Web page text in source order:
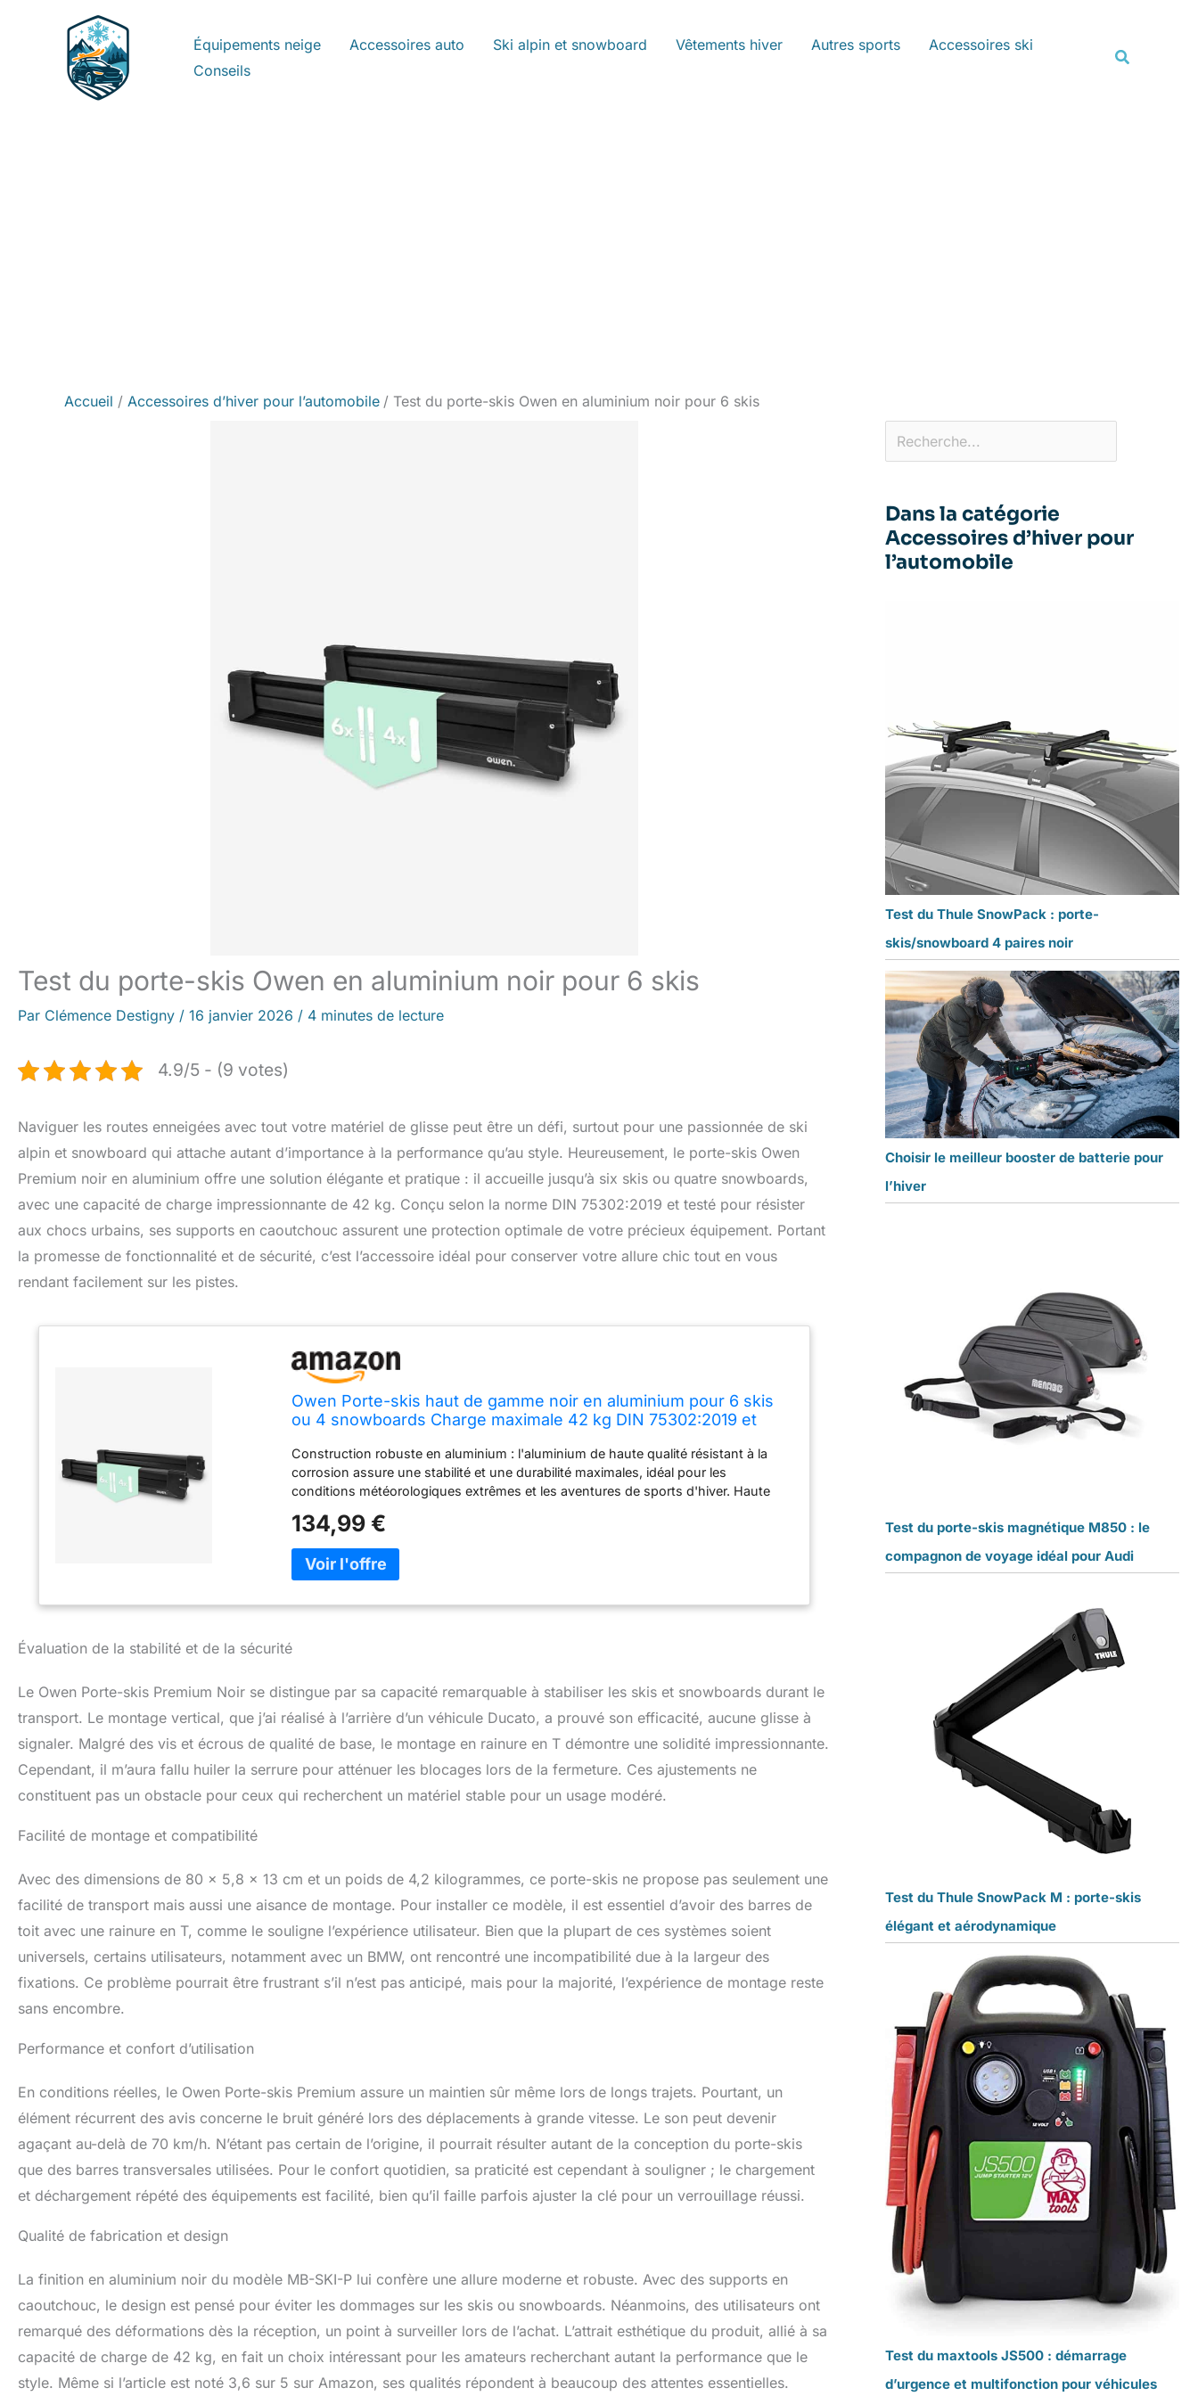
Équipements neige Accessoires auto Ski alpin et snowboard Vêtements hiver Autres sports
Accessoires ski
Conseils
Accueil Accessoires d’hiver pour l’automobile Test du porte-skis Owen en aluminium noir pour 6 skis
Test du porte-skis Owen en aluminium noir pour 6 skis
Par Clémence Destigny / 16 janvier 2026 / 4 minutes de lecture
4.9/5 - (9 votes)
Naviguer les routes enneigées avec tout votre matériel de glisse peut être un défi, surtout pour une passionnée de ski
alpin et snowboard qui attache autant d’importance à la performance qu’au style. Heureusement, le porte-skis Owen
Premium noir en aluminium offre une solution élégante et pratique : il accueille jusqu’à six skis ou quatre snowboards,
avec une capacité de charge impressionnante de 42 kg. Conçu selon la norme DIN 75302:2019 et testé pour résister
aux chocs urbains, ses supports en caoutchouc assurent une protection optimale de votre précieux équipement. Portant
la promesse de fonctionnalité et de sécurité, c’est l’accessoire idéal pour conserver votre allure chic tout en vous
rendant facilement sur les pistes.
Owen Porte-skis haut de gamme noir en aluminium pour 6 skis
ou 4 snowboards Charge maximale 42 kg DIN 75302:2019 et
x 130 mm
Construction robuste en aluminium : l'aluminium de haute qualité résistant à la
corrosion assure une stabilité et une durabilité maximales, idéal pour les
conditions météorologiques extrêmes et les aventures de sports d'hiver. Haute
snowboards avec une capacité de charge de 42 kg – idéal pour les familles ou les
voyages en groupe dans les montagnes. Sécurité maximale : Certifié selon la
norme DIN 75302:2019 et testé avec succès au City Crash. Les revêtements en
caoutchouc empêchent les rayures et assurent une adhérence antidérapante,
même sur des terrains accidentés. Facile à utiliser : la fonction coulissante
descente et les snowboards. Idéal pour une grande variété de types de véhicules
avec porte-bagages.
134,99 €
Évaluation de la stabilité et de la sécurité
Le Owen Porte-skis Premium Noir se distingue par sa capacité remarquable à stabiliser les skis et snowboards durant le
transport. Le montage vertical, que j’ai réalisé à l’arrière d’un véhicule Ducato, a prouvé son efficacité, aucune glisse à
signaler. Malgré des vis et écrous de qualité de base, le montage en rainure en T démontre une solidité impressionnante.
Cependant, il m’aura fallu huiler la serrure pour atténuer les blocages lors de la fermeture. Ces ajustements ne
constituent pas un obstacle pour ceux qui recherchent un matériel stable pour un usage modéré.
Facilité de montage et compatibilité
Avec des dimensions de 80 x 5,8 x 13 cm et un poids de 4,2 kilogrammes, ce porte-skis ne propose pas seulement une
facilité de transport mais aussi une aisance de montage. Pour installer ce modèle, il est essentiel d’avoir des barres de
toit avec une rainure en T, comme le souligne l’expérience utilisateur. Bien que la plupart de ces systèmes soient
universels, certains utilisateurs, notamment avec un BMW, ont rencontré une incompatibilité due à la largeur des
fixations. Ce problème pourrait être frustrant s’il n’est pas anticipé, mais pour la majorité, l’expérience de montage reste
sans encombre.
Performance et confort d’utilisation
En conditions réelles, le Owen Porte-skis Premium assure un maintien sûr même lors de longs trajets. Pourtant, un
élément récurrent des avis concerne le bruit généré lors des déplacements à grande vitesse. Le son peut devenir
agaçant au-delà de 70 km/h. N’étant pas certain de l’origine, il pourrait résulter autant de la conception du porte-skis
que des barres transversales utilisées. Pour le confort quotidien, sa praticité est cependant à souligner ; le chargement
et déchargement répété des équipements est facilité, bien qu’il faille parfois ajuster la clé pour un verrouillage réussi.
Qualité de fabrication et design
La finition en aluminium noir du modèle MB-SKI-P lui confère une allure moderne et robuste. Avec des supports en
caoutchouc, le design est pensé pour éviter les dommages sur les skis ou snowboards. Néanmoins, des utilisateurs ont
remarqué des déformations dès la réception, un point à surveiller lors de l’achat. L’attrait esthétique du produit, allié à sa
capacité de charge de 42 kg, en fait un choix intéressant pour les amateurs recherchant autant la performance que le
style. Même si l’article est noté 3,6 sur 5 sur Amazon, ses qualités répondent à beaucoup des attentes essentielles.
Dans la catégorie
Accessoires d’hiver pour
l’automobile
Test du Thule SnowPack : porte-
skis/snowboard 4 paires noir
Choisir le meilleur booster de batterie pour
l’hiver
Test du porte-skis magnétique M850 : le
compagnon de voyage idéal pour Audi
Test du Thule SnowPack M : porte-skis
élégant et aérodynamique
Test du maxtools JS500 : démarrage
d’urgence et multifonction pour véhicules